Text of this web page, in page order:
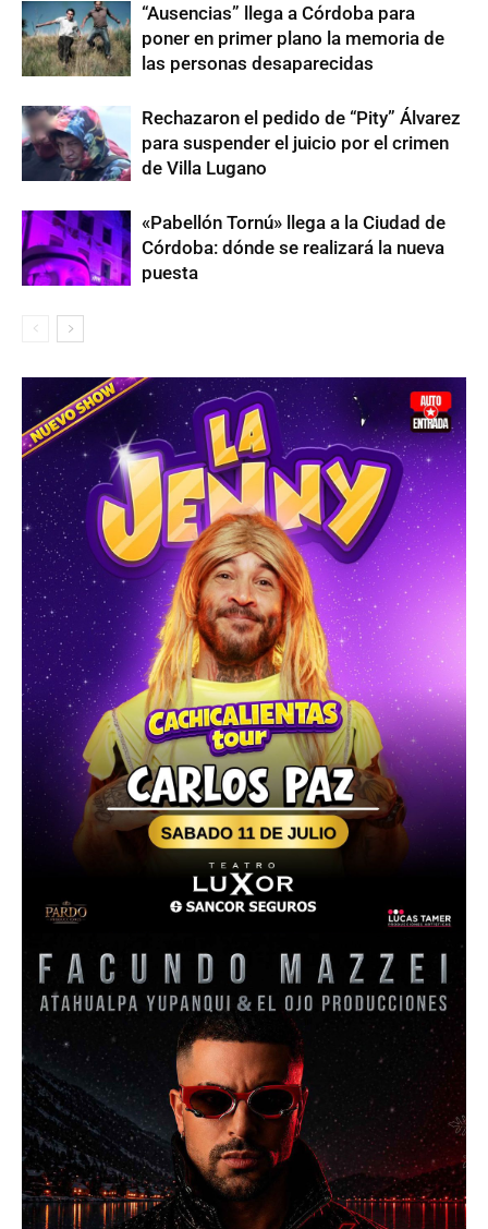
“Ausencias” llega a Córdoba para
poner en primer plano la memoria de
las personas desaparecidas
Rechazaron el pedido de “Pity” Álvarez
para suspender el juicio por el crimen
de Villa Lugano
«Pabellón Tornú» llega a la Ciudad de
Córdoba: dónde se realizará la nueva
puesta